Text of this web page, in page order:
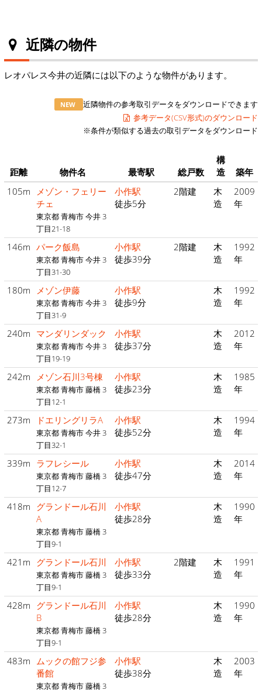
近隣の物件
レオパレス今井の近隣には以下のような物件があります。
NEW
近隣物件の参考取引データをダウンロードできます
参考データ(CSV形式)のダウンロード
※条件が類似する過去の取引データをダウンロード
距離 物件名 最寄駅 総戸数
構
造
築年
105m
メゾン・フェリー
チェ
東京都 青梅市 今井 3
丁目21-18
小作駅
徒歩5分
2階建
木
造
2009
年
146m パーク飯島
東京都 青梅市 今井 3
丁目31-30
小作駅
徒歩39分
2階建
木
造
1992
年
180m メゾン伊藤
東京都 青梅市 今井 3
丁目31-9
小作駅
徒歩9分
木
造
1992
年
240m マンダリンダック
東京都 青梅市 今井 3
丁目19-19
小作駅
徒歩37分
木
造
2012
年
242m メゾン石川3号棟
東京都 青梅市 藤橋 3
丁目12-1
小作駅
徒歩23分
木
造
1985
年
273m ドエリングリラA
東京都 青梅市 今井 3
丁目32-1
小作駅
徒歩52分
木
造
1994
年
339m ラフレシール
東京都 青梅市 藤橋 3
丁目12-7
小作駅
徒歩47分
木
造
2014
年
418m グランドール石川
A
東京都 青梅市 藤橋 3
丁目9-1
小作駅
徒歩28分
木
造
1990
年
421m グランドール石川
東京都 青梅市 藤橋 3
丁目9-1
小作駅
徒歩33分
2階建
木
造
1991
年
428m グランドール石川
B
東京都 青梅市 藤橋 3
丁目9-1
小作駅
徒歩28分
木
造
1990
年
483m ムックの館フジ参
番館
東京都 青梅市 藤橋 3
小作駅
徒歩38分
木
造
2003
年